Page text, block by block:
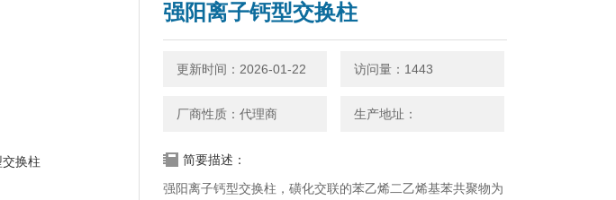
强阳离子钙型交换柱
更新时间：2026-01-22 访问量：1443
厂商性质：代理商 生产地址：
简要描述：
强阳离子钙型交换柱，磺化交联的苯乙烯二乙烯基苯共聚物为